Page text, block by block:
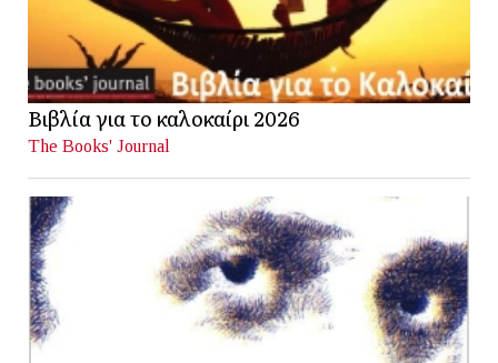
Βιβλία για το καλοκαίρι 2026
The Books' Journal